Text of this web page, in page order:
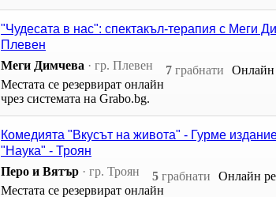
"Чудесата в нас": спектакъл-терапия с Меги
Плевен
Меги Димчева · гр. Плевен 7 грабнати
Онлайн
Местата се резервират онлайн
чрез системата на Grabo.bg.
Комедията "Вкусът на живота" - Гурме
"Наука" - Троян
Перо и Вятър · гр. Троян 5 грабнати
Онлайн
Местата се резервират онлайн